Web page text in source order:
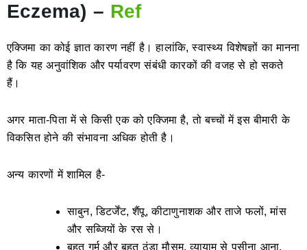
Eczema) – Ref
एक्जिमा का कोई ज्ञात कारण नहीं है। हालांकि, स्वास्थ्य विशेषज्ञों का मानना
​​है कि यह अनुवांशिक और पर्यावरण संबंधी कारकों की वजह से हो सकते
हैं।
अगर माता-पिता में से किसी एक को एक्जिमा है, तो बच्चों में इस बीमारी के
विकसित होने की संभावना अधिक होती है।
अन्य कारणों में शामिल है-
साबुन, डिटर्जेंट, शैंपू, कीटाणुनाशक और ताजे फलों, मांस
और सब्जियों के रस से।
बहुत गर्म और बहुत ठंडा मौसम, व्यायाम से पसीना आना,